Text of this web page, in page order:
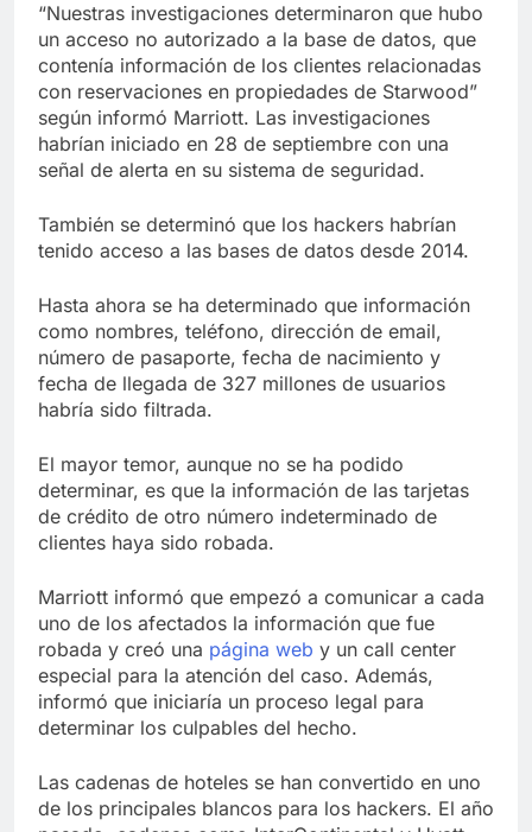
“Nuestras investigaciones determinaron que hubo
un acceso no autorizado a la base de datos, que
contenía información de los clientes relacionadas
con reservaciones en propiedades de Starwood”
según informó Marriott. Las investigaciones
habrían iniciado en 28 de septiembre con una
señal de alerta en su sistema de seguridad.
También se determinó que los hackers habrían
tenido acceso a las bases de datos desde 2014.
Hasta ahora se ha determinado que información
como nombres, teléfono, dirección de email,
número de pasaporte, fecha de nacimiento y
fecha de llegada de 327 millones de usuarios
habría sido filtrada.
El mayor temor, aunque no se ha podido
determinar, es que la información de las tarjetas
de crédito de otro número indeterminado de
clientes haya sido robada.
Marriott informó que empezó a comunicar a cada
uno de los afectados la información que fue
robada y creó una página web y un call center
especial para la atención del caso. Además,
informó que iniciaría un proceso legal para
determinar los culpables del hecho.
Las cadenas de hoteles se han convertido en uno
de los principales blancos para los hackers. El año